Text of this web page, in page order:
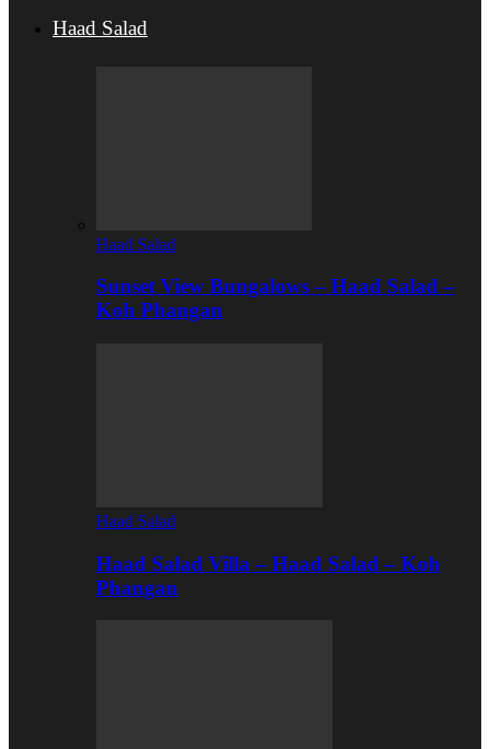
Haad Salad
Haad Salad
Sunset View Bungalows – Haad Salad –
Koh Phangan
Haad Salad
Haad Salad Villa – Haad Salad – Koh
Phangan